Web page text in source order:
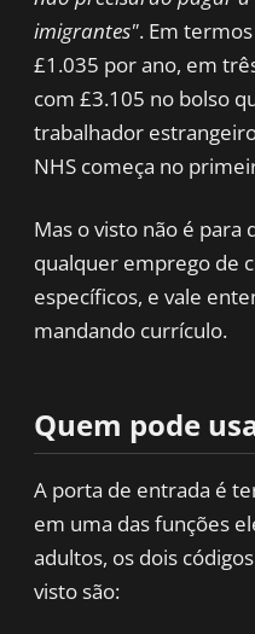
imigrantes". Em
£1.035 por ano, em
com £3.105 no bolso
trabalhador
NHS começa no
Mas o visto não é
qualquer emprego de
específicos, e vale
mandando currículo.
Quem pode
A porta de entrada é
em uma das funções
adultos, os dois
visto são: